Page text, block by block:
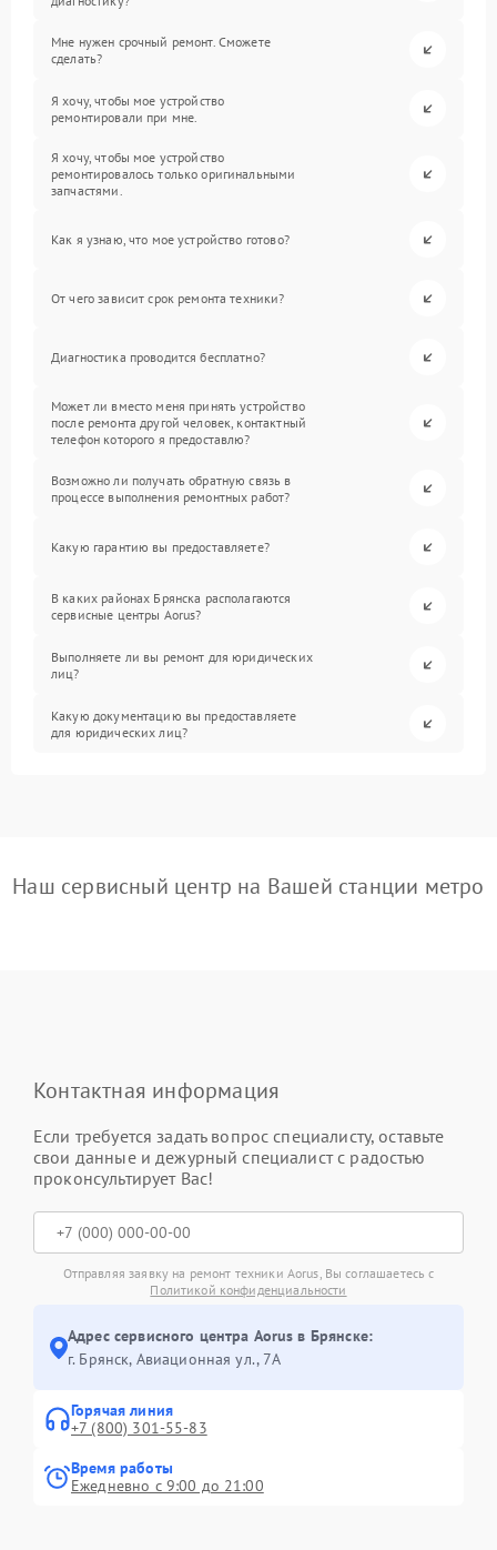
Мне нужен срочный ремонт. Сможете
сделать?
Я хочу, чтобы мое устройство
ремонтировали при мне.
Я хочу, чтобы мое устройство
ремонтировалось только оригинальными
запчастями.
Как я узнаю, что мое устройство готово?
От чего зависит срок ремонта техники?
Диагностика проводится бесплатно?
Может ли вместо меня принять устройство
после ремонта другой человек, контактный
телефон которого я предоставлю?
Возможно ли получать обратную связь в
процессе выполнения ремонтных работ?
Какую гарантию вы предоставляете?
В каких районах Брянска располагаются
сервисные центры Aorus?
Выполняете ли вы ремонт для юридических
лиц?
Какую документацию вы предоставляете
для юридических лиц?
Наш сервисный центр на Вашей станции метро
Контактная информация
Если требуется задать вопрос специалисту, оставьте
свои данные и дежурный специалист с радостью
проконсультирует Вас!
Отправляя заявку на ремонт техники Aorus, Вы соглашаетесь с
Политикой конфиденциальности
Адрес сервисного центра Aorus в Брянске:
г. Брянск, Авиационная ул., 7А
Горячая линия
+7 (800) 301-55-83
Время работы
Ежедневно с 9:00 до 21:00